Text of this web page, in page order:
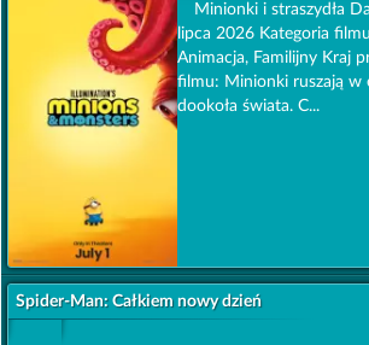
Minionki i straszydła
lipca 2026 Kategoria
Animacja, Familijny Kraj
filmu: Minionki ruszają w
dookoła świata. C...
Spider-Man: Całkiem nowy dzień